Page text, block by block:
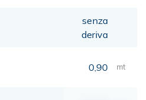
senza
deriva
0,90 mt